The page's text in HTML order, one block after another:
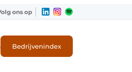
ons op
Bedrijvenindex